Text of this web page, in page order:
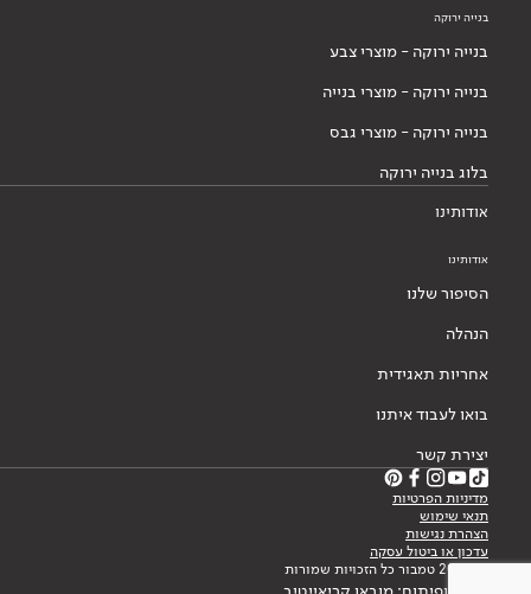
בנייה ירוקה
בנייה ירוקה - מוצרי צבע
בנייה ירוקה - מוצרי בנייה
בנייה ירוקה - מוצרי גבס
בלוג בנייה ירוקה
אודותינו
אודותינו
הסיפור שלנו
הנהלה
אחריות תאגידית
בואו לעבוד איתנו
יצירת קשר
מדיניות הפרטיות
תנאי שימוש
הצהרת נגישות
עדכון או ביטול עסקה
© 2026 טמבור כל הזכויות שמורות
עיצוב ופיתוח: מובאו קריאייטיב